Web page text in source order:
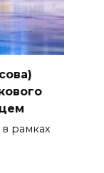
рамках